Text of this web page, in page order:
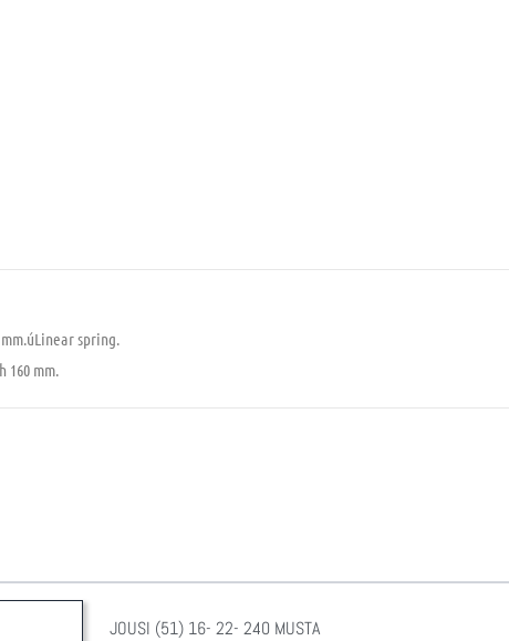
spring.
160 mm.
JOUSI (51) 16- 22- 240 MUSTA